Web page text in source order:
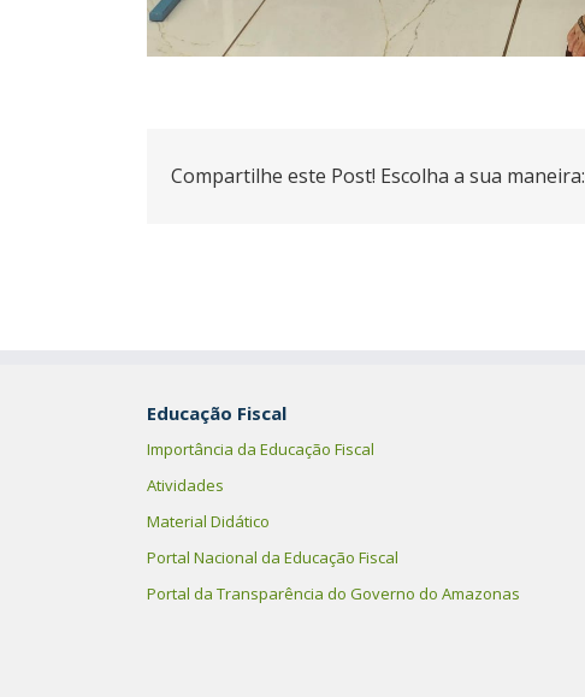
Compartilhe este Post! Escolha a sua maneira:
Educação Fiscal
Importância da Educação Fiscal
Atividades
Material Didático
Portal Nacional da Educação Fiscal
Portal da Transparência do Governo do Amazonas